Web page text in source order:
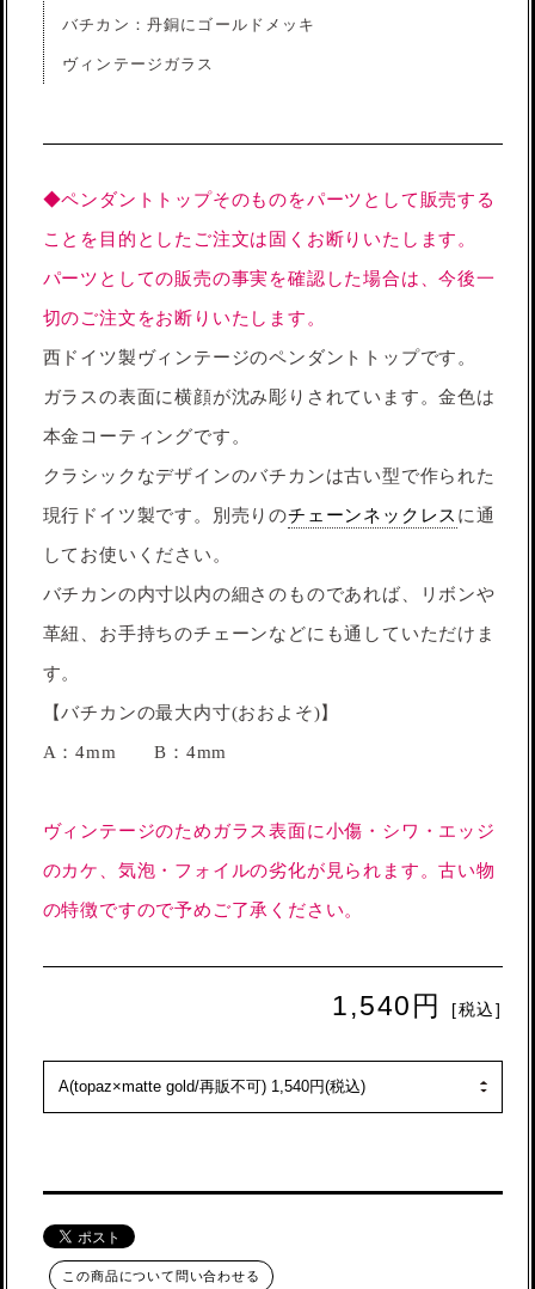
バチカン：丹銅にゴールドメッキ
ヴィンテージガラス
◆ペンダントトップそのものをパーツとして販売する
ことを目的としたご注文は固くお断りいたします。
パーツとしての販売の事実を確認した場合は、今後一
切のご注文をお断りいたします。
西ドイツ製ヴィンテージのペンダントトップです。
ガラスの表面に横顔が沈み彫りされています。金色は
本金コーティングです。
クラシックなデザインのバチカンは古い型で作られた
現行ドイツ製です。別売りのチェーンネックレス に通
してお使いください。
バチカンの内寸以内の細さのものであれば、リボンや
革紐、お手持ちのチェーンなどにも通していただけま
す。
【バチカンの最大内寸(おおよそ)】
A：4mm B：4mm
ヴィンテージのためガラス表面に小傷・シワ・エッジ
のカケ、気泡・フォイルの劣化が見られます。古い物
の特徴ですので予めご了承ください。
1,540円 [税込]
この商品について問い合わせる